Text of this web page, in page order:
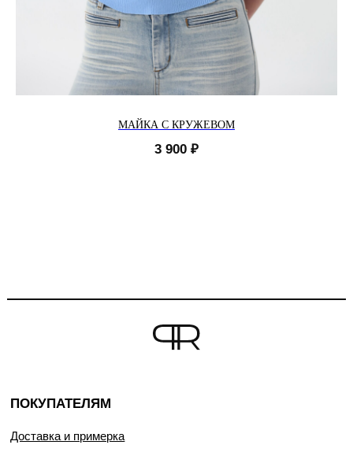
МАЙКА С КРУЖЕВОМ
3 900 ₽
ПОКУПАТЕЛЯМ
Доставка и примерка